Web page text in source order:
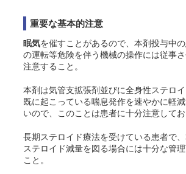
重要な基本的注意
眠気を催すことがあるので、本剤投与中
の運転等危険を伴う機械の操作には従事
注意すること。
本剤は気管支拡張剤並びに全身性ステロイ
既に起こっている喘息発作を速やかに軽
いので、このことは患者に十分注意してお
長期ステロイド療法を受けている患者で
ステロイド減量を図る場合には十分な管
こと。